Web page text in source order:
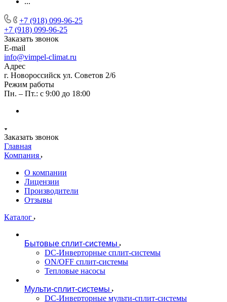
+7 (918) 099-96-25
+7 (918) 099-96-25
Заказать звонок
E-mail
info@vimpel-climat.ru
Адрес
г. Новороссийск ул. Советов 2/6
Режим работы
Пн. – Пт.: с 9:00 до 18:00
Заказать звонок
Главная
Компания
О компании
Лицензии
Производители
Отзывы
Каталог
Бытовые сплит-системы
DC-Инверторные сплит-системы
ON/OFF сплит-системы
Тепловые насосы
Мульти-сплит-системы
DC-Инверторные мульти-сплит-системы